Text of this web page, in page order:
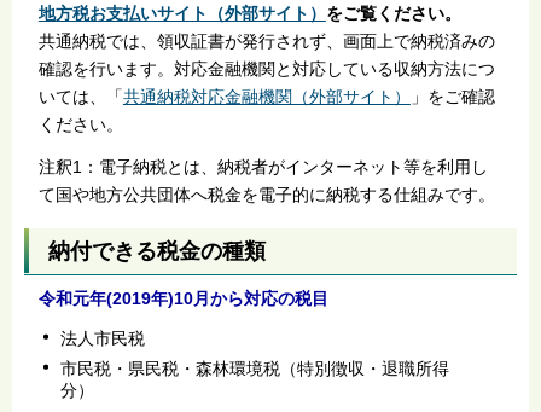
地方税お支払いサイト（外部サイト） をご覧ください。
共通納税では、領収証書が発行されず、画面上で納税済みの
確認を行います。対応金融機関と対応している収納方法につ
いては、「共通納税対応金融機関（外部サイト）
」をご確認
ください。
注釈1：電子納税とは、納税者がインターネット等を利用し
て国や地方公共団体へ税金を電子的に納税する仕組みです。
納付できる税金の種類
令和元年(2019年)10月から対応の税目
法人市民税
市民税・県民税・森林環境税（特別徴収・退職所得
分）